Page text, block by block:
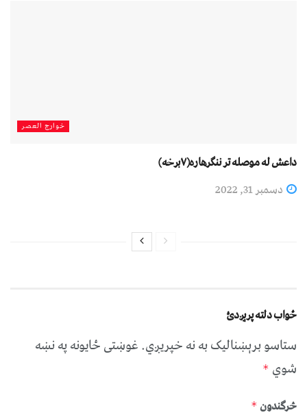
خوارج العصر
داعش له موصله تر ننګرهاره(۷برخه)
دسمبر 31, 2022
ځواب دلته پرېږدئ
ستاسو برېښناليک به نه خپريږي.غوښتى ځایونه په نښه
شوي *
څرگندون *